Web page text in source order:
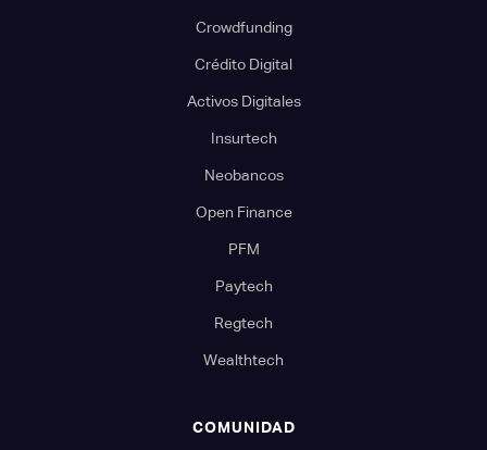
Crowdfunding
Crédito Digital
Activos Digitales
Insurtech
Neobancos
Open Finance
PFM
Paytech
Regtech
Wealthtech
COMUNIDAD